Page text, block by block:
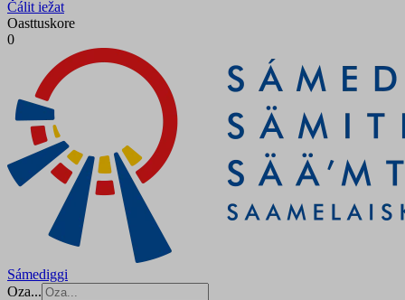
Čálit iežat
Oasttuskore
0
Sámediggi
Oza...